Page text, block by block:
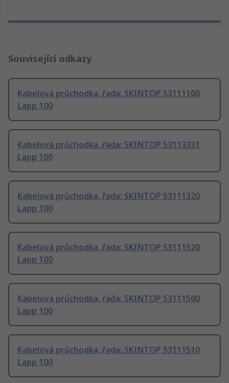
Související odkazy
Kabelová průchodka, řada: SKINTOP 53111100
Lapp 100
Kabelová průchodka, řada: SKINTOP 53113331
Lapp 100
Kabelová průchodka, řada: SKINTOP 53111320
Lapp 100
Kabelová průchodka, řada: SKINTOP 53111520
Lapp 100
Kabelová průchodka, řada: SKINTOP 53111500
Lapp 100
Kabelová průchodka, řada: SKINTOP 53111510
Lapp 100